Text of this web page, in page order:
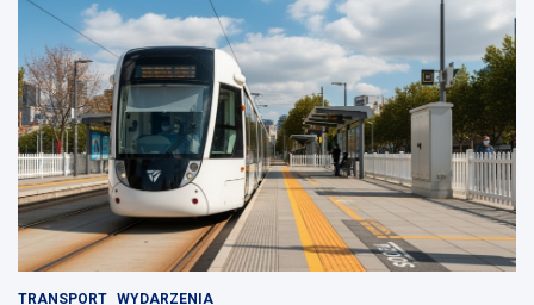
TRANSPORT WYDARZENIA